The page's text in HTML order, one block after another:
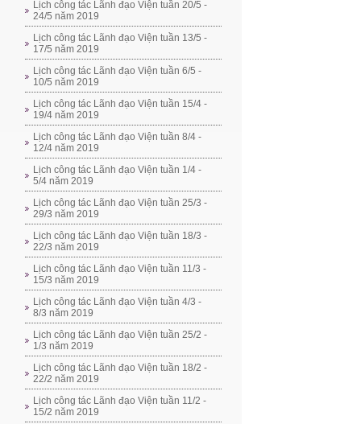
Lịch công tác Lãnh đạo Viện tuần 20/5 -
24/5 năm 2019
Lịch công tác Lãnh đạo Viện tuần 13/5 -
17/5 năm 2019
Lịch công tác Lãnh đạo Viện tuần 6/5 -
10/5 năm 2019
Lịch công tác Lãnh đạo Viện tuần 15/4 -
19/4 năm 2019
Lịch công tác Lãnh đạo Viện tuần 8/4 -
12/4 năm 2019
Lịch công tác Lãnh đạo Viện tuần 1/4 -
5/4 năm 2019
Lịch công tác Lãnh đạo Viện tuần 25/3 -
29/3 năm 2019
Lịch công tác Lãnh đạo Viện tuần 18/3 -
22/3 năm 2019
Lịch công tác Lãnh đạo Viện tuần 11/3 -
15/3 năm 2019
Lịch công tác Lãnh đạo Viện tuần 4/3 -
8/3 năm 2019
Lịch công tác Lãnh đạo Viện tuần 25/2 -
1/3 năm 2019
Lịch công tác Lãnh đạo Viện tuần 18/2 -
22/2 năm 2019
Lịch công tác Lãnh đạo Viện tuần 11/2 -
15/2 năm 2019